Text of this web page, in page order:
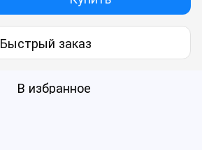
Быстрый заказ
В избранное